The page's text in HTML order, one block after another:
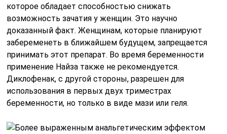
которое обладает способностью снижать
возможность зачатия у женщин. Это научно
доказанный факт. Женщинам, которые планируют
забеременеть в ближайшем будущем, запрещается
принимать этот препарат. Во время беременности
применение Найза также не рекомендуется.
Диклофенак, с другой стороны, разрешен для
использования в первых двух триместрах
беременности, но только в виде мази или геля.